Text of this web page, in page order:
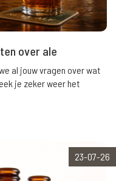
over ale
al jouw vragen over wat
je zeker weer het
23-07-26